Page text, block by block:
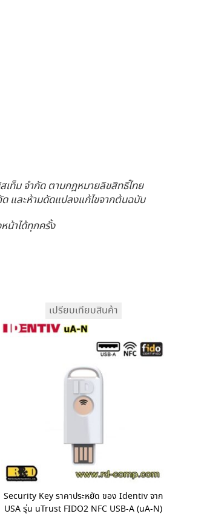
ท็ม จำกัด ตามกฎหมายลิขสิทธิ์ไทย
และห้ามดัดแปลงแก้ไขจากต้นฉบับ
น้าได้ทุกครั้ง
เปรียบเทียบสินค้า
Security Key ราคาประหยัด ของ Identiv จาก
USA รุ่น uTrust FIDO2 NFC USB-A (uA-N)